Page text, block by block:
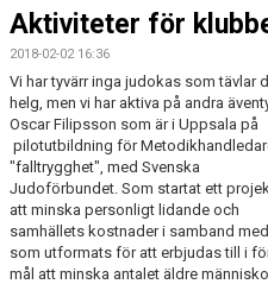
HEM
FÖRBUNDSNYHETER
BILDER
BÖRJA TRÄNA JUDO
BLI MEDLEM
VECKOSCHEMA
Aktiviteter för
2018-02-02 16:36
Vi har tyvärr inga judokas som tävlar
helg, men vi har aktiva på andra
Oscar Filipsson som är i Uppsala på
pilotutbildning för
"falltrygghet", med Svenska
Judoförbundet. Som startat ett
att minska personligt lidande och
samhällets kostnader i samband
som utformats för att erbjudas till i
mål att minska antalet äldre